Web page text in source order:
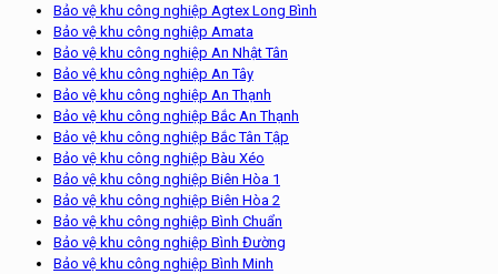
Bảo vệ khu công nghiệp Agtex Long Bình
Bảo vệ khu công nghiệp Amata
Bảo vệ khu công nghiệp An Nhật Tân
Bảo vệ khu công nghiệp An Tây
Bảo vệ khu công nghiệp An Thạnh
Bảo vệ khu công nghiệp Bắc An Thạnh
Bảo vệ khu công nghiệp Bắc Tân Tập
Bảo vệ khu công nghiệp Bàu Xéo
Bảo vệ khu công nghiệp Biên Hòa 1
Bảo vệ khu công nghiệp Biên Hòa 2
Bảo vệ khu công nghiệp Bình Chuẩn
Bảo vệ khu công nghiệp Bình Đường
Bảo vệ khu công nghiệp Bình Minh